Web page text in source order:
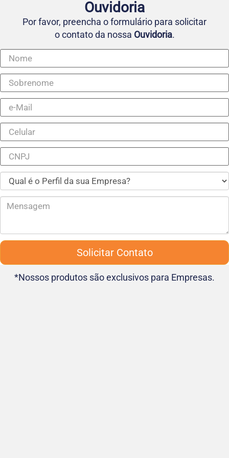
Ouvidoria
Por favor, preencha o formulário para solicitar
o contato da nossa Ouvidoria.
Solicitar Contato
*Nossos produtos são exclusivos para Empresas.